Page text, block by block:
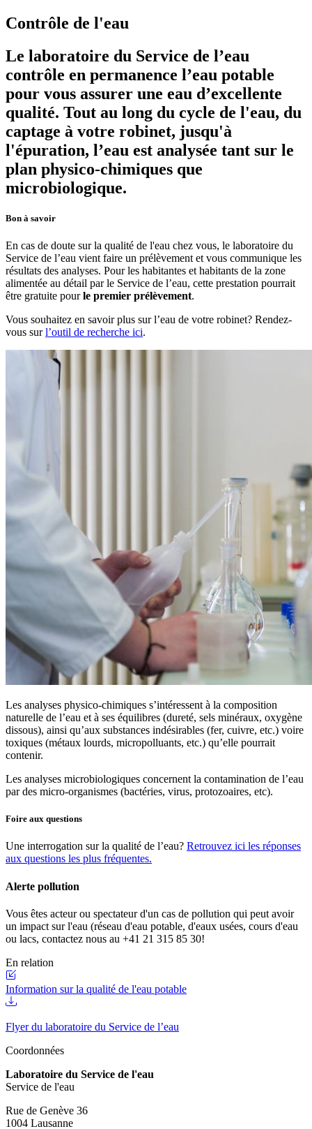
Contrôle de l'eau
Le laboratoire du Service de l’eau
contrôle en permanence l’eau potable
pour vous assurer une eau d’excellente
qualité. Tout au long du cycle de l'eau, du
captage à votre robinet, jusqu'à
l'épuration, l’eau est analysée tant sur le
plan physico-chimiques que
microbiologique.
Bon à savoir
En cas de doute sur la qualité de l'eau chez vous, le laboratoire du
Service de l’eau vient faire un prélèvement et vous communique les
résultats des analyses. Pour les habitantes et habitants de la zone
alimentée au détail par le Service de l’eau, cette prestation pourrait
être gratuite pourle premier prélèvement.
Vous souhaitez en savoir plus sur l’eau de votre robinet? Rendez-
vous surl’outil de recherche ici.
Les analyses physico-chimiques s’intéressent à la composition
naturelle de l’eau et à ses équilibres (dureté, sels minéraux, oxygène
dissous), ainsi qu’aux substances indésirables (fer, cuivre, etc.) voire
toxiques (métaux lourds, micropolluants, etc.) qu’elle pourrait
contenir.
Les analyses microbiologiques concernent la contamination de l’eau
par des micro-organismes (bactéries, virus, protozoaires, etc).
Foire aux questions
Une interrogation sur la qualité de l’eau? Retrouvez ici les réponses
aux questions les plus fréquentes.
Alerte pollution
Vous êtes acteur ou spectateur d'un cas de pollution qui peut avoir
un impact sur l'eau (réseau d'eau potable, d'eaux usées, cours d'eau
ou lacs, contactez nous au +41 21 315 85 30!
En relation
Information sur la qualité de l'eau potable
Flyer du laboratoire du Service de l’eau
Coordonnées
Laboratoire du Service de l'eau
Service de l'eau
Rue de Genève 36
1004 Lausanne